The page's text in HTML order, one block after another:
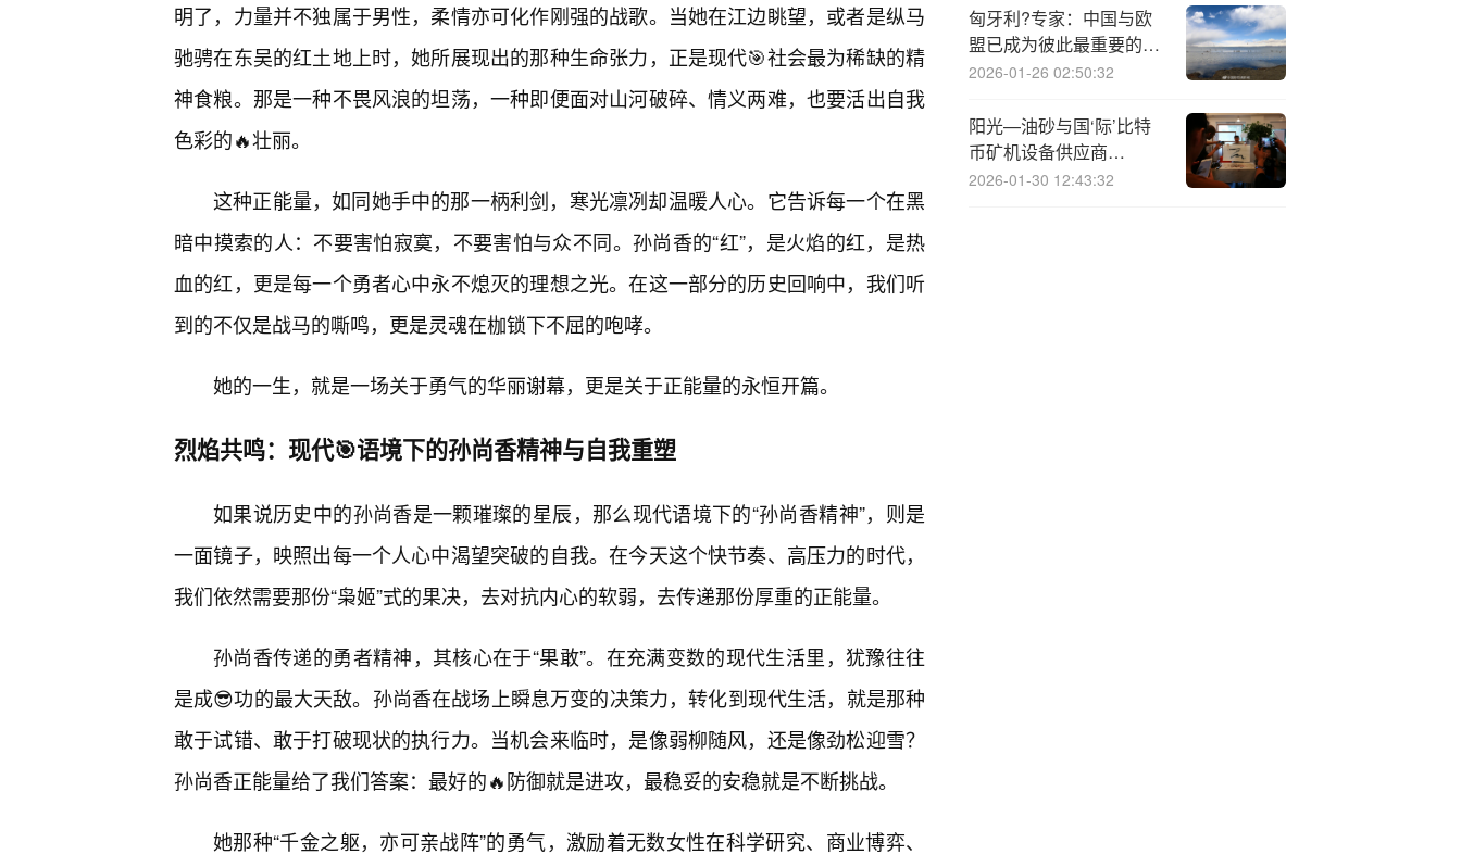
明了，力量并不独属于男性，柔情亦可化作刚强的战歌。当她在江边眺望，或者是纵马
驰骋在东吴的红土地上时，她所展现出的那种生命张力，正是现代🎯社会最为稀缺的精
神食粮。那是一种不畏风浪的坦荡，一种即便面对山河破碎、情义两难，也要活出自我
色彩的🔥壮丽。
这种正能量，如同她手中的那一柄利剑，寒光凛冽却温暖人心。它告诉每一个在黑
暗中摸索的人：不要害怕寂寞，不要害怕与众不同。孙尚香的“红”，是火焰的红，是热
血的红，更是每一个勇者心中永不熄灭的理想之光。在这一部分的历史回响中，我们听
到的不仅是战马的嘶鸣，更是灵魂在枷锁下不屈的咆哮。
她的一生，就是一场关于勇气的华丽谢幕，更是关于正能量的永恒开篇。
烈焰共鸣：现代🎯语境下的孙尚香精神与自我重塑
如果说历史中的孙尚香是一颗璀璨的星辰，那么现代语境下的“孙尚香精神”，则是
一面镜子，映照出每一个人心中渴望突破的自我。在今天这个快节奏、高压力的时代，
我们依然需要那份“枭姬”式的果决，去对抗内心的软弱，去传递那份厚重的正能量。
孙尚香传递的勇者精神，其核心在于“果敢”。在充满变数的现代生活里，犹豫往往
是成😎功的最大天敌。孙尚香在战场上瞬息万变的决策力，转化到现代生活，就是那种
敢于试错、敢于打破现状的执行力。当机会来临时，是像弱柳随风，还是像劲松迎雪？
孙尚香正能量给了我们答案：最好的🔥防御就是进攻，最稳妥的安稳就是不断挑战。
她那种“千金之躯，亦可亲战阵”的勇气，激励着无数女性在科学研究、商业博弈、
匈牙利?专家：中国与欧
盟已成为彼此最重要的经
贸伙伴
2026-01-26 02:50:32
阳光—油砂与国‘际’比特
币矿机设备供应商
BitCruiser就开发比特币
2026-01-30 12:43:32